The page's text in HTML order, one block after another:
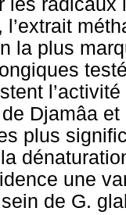
les radicaux
l’extrait
la plus
Djamâa
plus
une
de G.